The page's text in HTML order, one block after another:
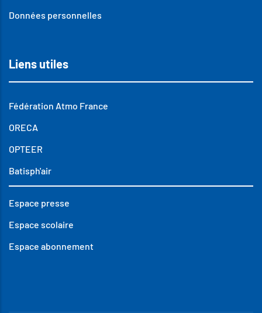
Données personnelles
Liens utiles
Fédération Atmo France
ORECA
OPTEER
Batisph'air
Espace presse
Espace scolaire
Espace abonnement